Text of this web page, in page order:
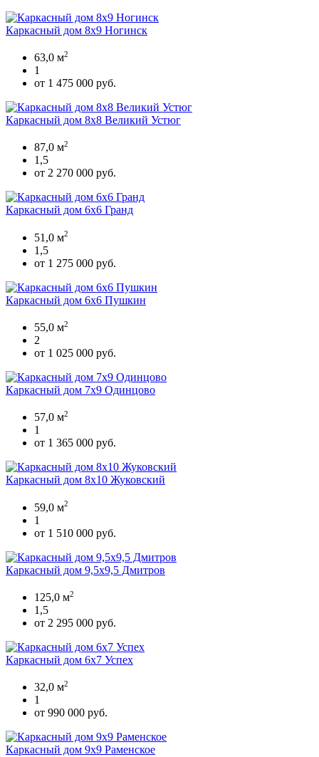
Каркасный дом 8х9 Ногинск
63,0 м2
1
от 1 475 000 руб.
Каркасный дом 8х8 Великий Устюг
87,0 м2
1,5
от 2 270 000 руб.
Каркасный дом 6х6 Гранд
51,0 м2
1,5
от 1 275 000 руб.
Каркасный дом 6х6 Пушкин
55,0 м2
2
от 1 025 000 руб.
Каркасный дом 7х9 Одинцово
57,0 м2
1
от 1 365 000 руб.
Каркасный дом 8х10 Жуковский
59,0 м2
1
от 1 510 000 руб.
Каркасный дом 9,5х9,5 Дмитров
125,0 м2
1,5
от 2 295 000 руб.
Каркасный дом 6х7 Успех
32,0 м2
1
от 990 000 руб.
Каркасный дом 9х9 Раменское